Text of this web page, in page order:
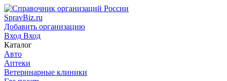
SpravBiz.ru
Добавить организацию
Вход Вход
Каталог
Авто
Аптеки
Ветеринарные клиники